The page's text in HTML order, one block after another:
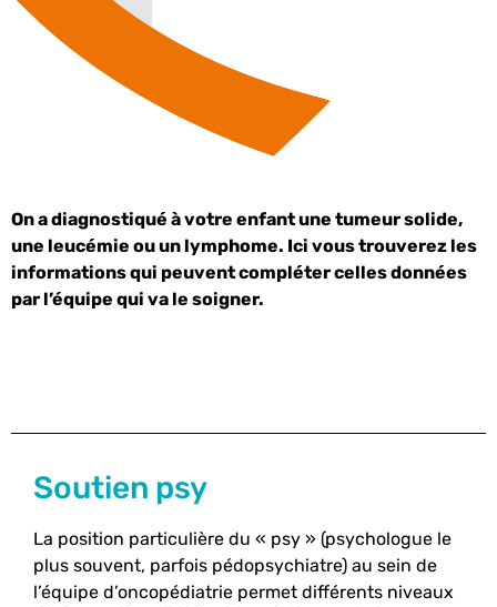
On a diagnostiqué à votre enfant une tumeur solide,
une leucémie ou un lymphome. Ici vous trouverez les
informations qui peuvent compléter celles données
par l’équipe qui va le soigner.
Soutien psy
La position particulière du « psy » (psychologue le
plus souvent, parfois pédopsychiatre) au sein de
l’équipe d’oncopédiatrie permet différents niveaux